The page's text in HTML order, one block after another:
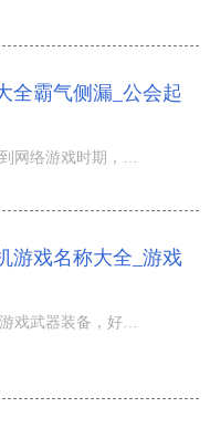
全霸气侧漏_公会起
我国游戏市场早已进到到网络游戏时期，一二三线城市客户早已被腾讯官方、西山居等手机游戏公司产品合理布局
游戏名称大全_游戏